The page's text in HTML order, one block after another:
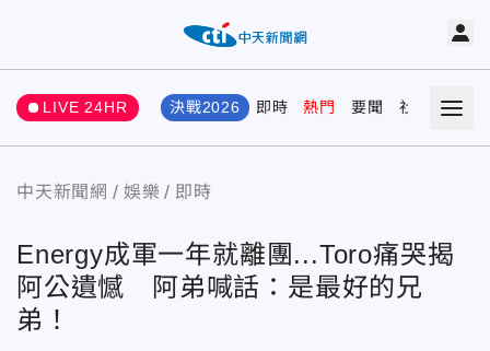
LIVE 24HR 決戰2026 即時 熱門 要聞 社會 娛樂
中天新聞網 娛樂 即時
Energy成軍一年就離團...Toro痛哭揭
阿公遺憾 阿弟喊話：是最好的兄
弟！